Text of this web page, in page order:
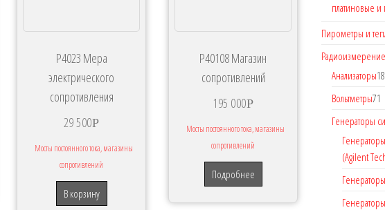
Р4023 Мера
электрического
сопротивления
29 500Р
Мосты постоянного тока, магазины
сопротивлений
В корзину
Р40108 Магазин
сопротивлений
195 000Р
Мосты постоянного тока, магазины
сопротивлений
Подробнее
платиновые
Пирометры и
Радиоизмерение
Анализаторы18
Вольтметры71
Генераторы
(Agilent